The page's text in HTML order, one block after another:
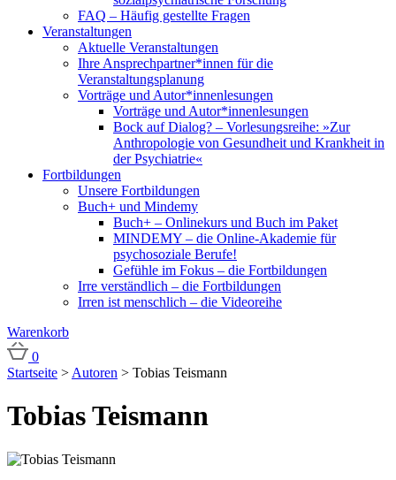
FAQ – Häufig gestellte Fragen
Veranstaltungen
Aktuelle Veranstaltungen
Ihre Ansprechpartner*innen für die
Veranstaltungsplanung
Vorträge und Autor*innenlesungen
Vorträge und Autor*innenlesungen
Bock auf Dialog? – Vorlesungsreihe: »Zur
Anthropologie von Gesundheit und Krankheit in
der Psychiatrie«
Fortbildungen
Unsere Fortbildungen
Buch+ und Mindemy
Buch+ – Onlinekurs und Buch im Paket
MINDEMY – die Online-Akademie für
psychosoziale Berufe!
Gefühle im Fokus – die Fortbildungen
Irre verständlich – die Fortbildungen
Irren ist menschlich – die Videoreihe
Warenkorb
0
Startseite > Autoren > Tobias Teismann
Tobias Teismann